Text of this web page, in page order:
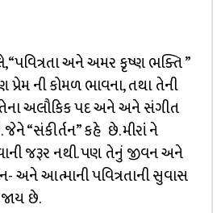
અને અમર કૃષ્ણ ભક્તિ ”
પ્રેમ ની કોમળ ભાવના, તથા તેની
તેના અલૌકિક પદ અને અને સંગીત
“સંકીર્તન” કહે છે. મીરાં ને
જરૂર નથી. પણ તેનું જીવન અને
અને આત્માની પવિત્રતાની સુવાસ
છે.